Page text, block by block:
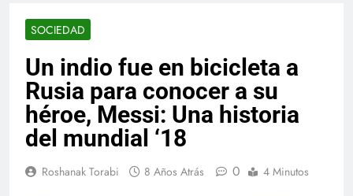
La familia Kennedy
entierra a otro
miembro de la familia
7 Años Atrás
Cápsulas Ultra Max
Testo a Precios
Especiales en México,
Colombia, Perú ,
7 Años Atrás
Crema Precios –
SOCIEDAD
Un indio fue en bicicleta a
Rusia para conocer a su
héroe, Messi: Una historia
del mundial ‘18
Roshanak Torabi 8 Años Atrás 0 4 Minutos